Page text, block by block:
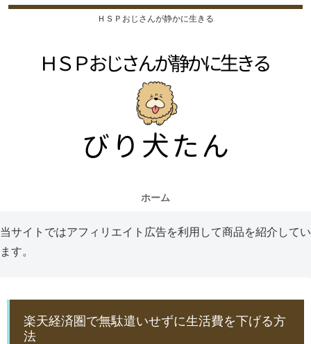
ＨＳＰおじさんが静かに生きる
ホーム
当サイトではアフィリエイト広告を利用して商品を紹介してい
ます。
楽天経済圏で無駄遣いせずに生活費を下げる方
法